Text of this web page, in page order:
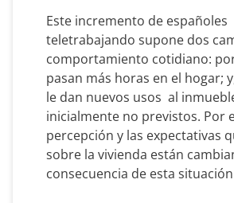
Este incremento de españoles
teletrabajando supone dos
comportamiento cotidiano:
pasan más horas en el hogar;
le dan nuevos usos al
inicialmente no previstos. Por
percepción y las expectativas
sobre la vivienda están
consecuencia de esta